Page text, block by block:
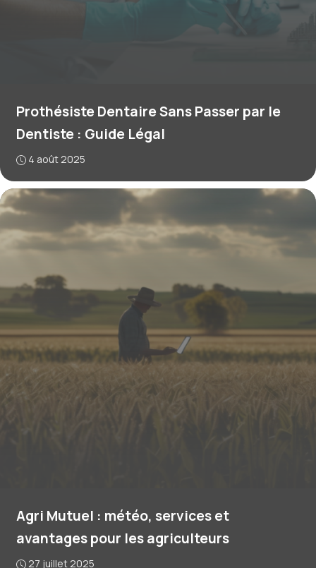
Prothésiste Dentaire Sans Passer par le
Dentiste : Guide Légal
4 août 2025
Agri Mutuel : météo, services et
avantages pour les agriculteurs
27 juillet 2025